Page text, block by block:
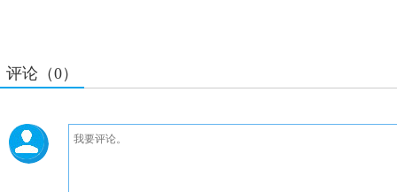
评论（0）